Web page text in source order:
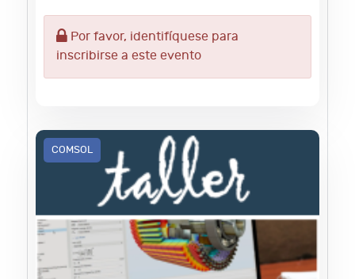
Por favor, identifíquese para
inscribirse a este evento
COMSOL